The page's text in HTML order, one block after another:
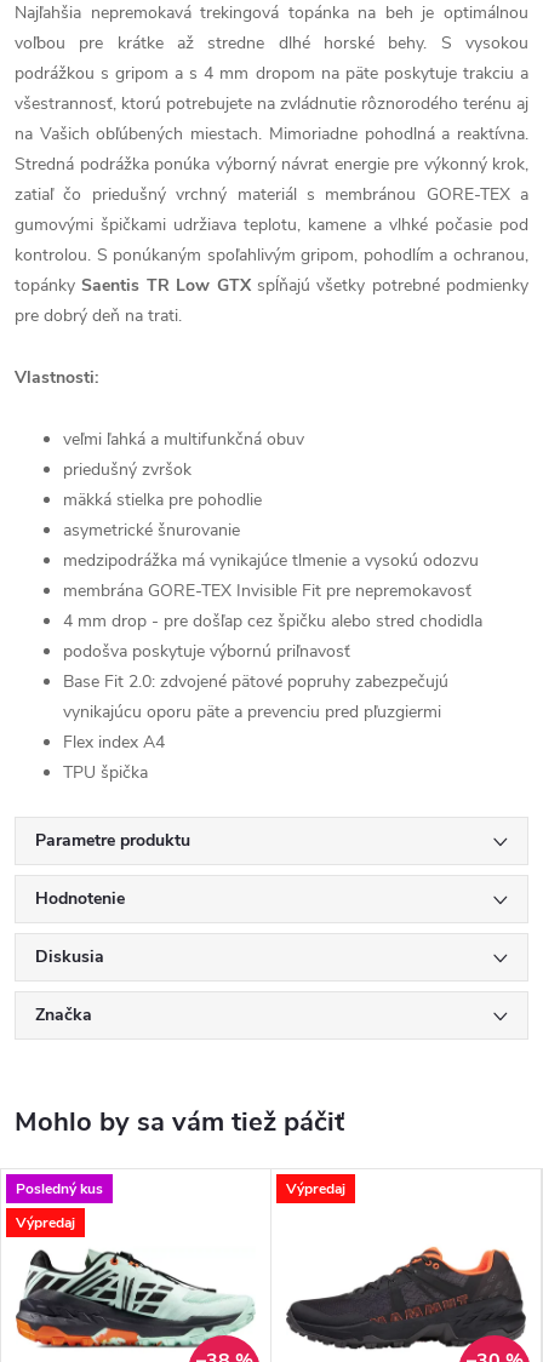
Najľahšia nepremokavá trekingová topánka na beh je optimálnou
voľbou pre krátke až stredne dlhé horské behy. S vysokou
podrážkou s gripom a s 4 mm dropom na päte poskytuje trakciu a
všestrannosť, ktorú potrebujete na zvládnutie rôznorodého terénu aj
na Vašich obľúbených miestach. Mimoriadne pohodlná a reaktívna.
Stredná podrážka ponúka výborný návrat energie pre výkonný krok,
zatiaľ čo priedušný vrchný materiál s membránou GORE-TEX a
gumovými špičkami udržiava teplotu, kamene a vlhké počasie pod
kontrolou. S ponúkaným spoľahlivým gripom, pohodlím a ochranou,
topánkySaentis TR Low GTXspĺňajú všetky potrebné podmienky
pre dobrý deň na trati.
Vlastnosti:
veľmi ľahká a multifunkčná obuv
priedušný zvršok
mäkká stielka pre pohodlie
asymetrické šnurovanie
medzipodrážka má vynikajúce tlmenie a vysokú odozvu
membrána GORE-TEX Invisible Fit pre nepremokavosť
4 mm drop - pre došľap cez špičku alebo stred chodidla
podošva poskytuje výbornú priľnavosť
Base Fit 2.0: zdvojené pätové popruhy zabezpečujú
vynikajúcu oporu päte a prevenciu pred pľuzgiermi
Flex index A4
TPU špička
Parametre produktu
Hodnotenie
Diskusia
Značka
Posledný kus
Výpredaj
Výpredaj